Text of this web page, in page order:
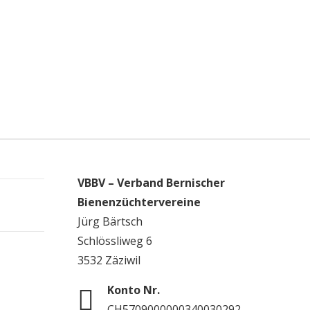
VBBV – Verband Bernischer
Bienenzüchtervereine
Jürg Bärtsch
Schlössliweg 6
3532 Zäziwil
Konto Nr.